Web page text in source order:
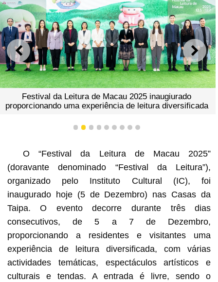
ANTERIOR
Festival da Leitura de Macau 2025 inaugiurado
proporcionando uma experiência de leitura diversificada
1 2 3 4 5 6 7 8 9
O “Festival da Leitura de Macau 2025”
(doravante denominado “Festival da Leitura”),
organizado pelo Instituto Cultural (IC), foi
inaugurado hoje (5 de Dezembro) nas Casas da
Taipa. O evento decorre durante três dias
consecutivos, de 5 a 7 de Dezembro,
proporcionando a residentes e visitantes uma
experiência de leitura diversificada, com várias
actividades temáticas, espectáculos artísticos e
culturais e tendas. A entrada é livre, sendo o